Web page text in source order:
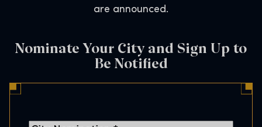
are announced.
Nominate Your City and Sign Up to
Be Notified